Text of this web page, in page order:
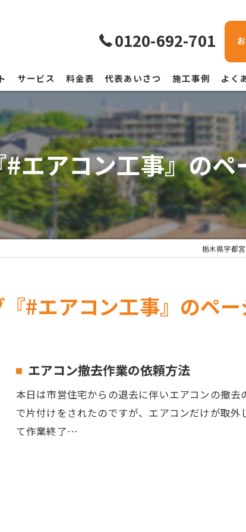
0120-692-701
サービス 料金表 代表あいさつ 施工事例 よく
エアコン工事』のペ
栃木県宇都
#エアコン工事』のペ
エアコン撤去作業の依頼方法
本日は市営住宅からの退去に伴いエアコンの撤
で片付けをされたのですが、エアコンだけが取
て作業終了…